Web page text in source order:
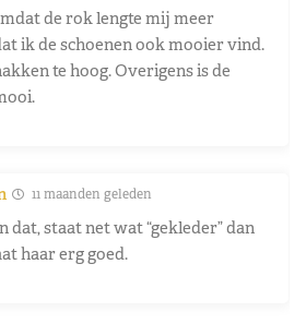
de rok lengte mij meer
ik de schoenen ook mooier vind.
te hoog. Overigens is de
11 maanden geleden
dat, staat net wat “gekleder” dan
haar erg goed.